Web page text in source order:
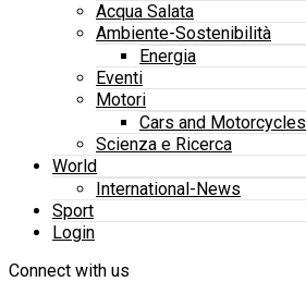
Acqua Salata
Ambiente-Sostenibilità
Energia
Eventi
Motori
Cars and Motorcycles
Scienza e Ricerca
World
International-News
Sport
Login
Connect with us